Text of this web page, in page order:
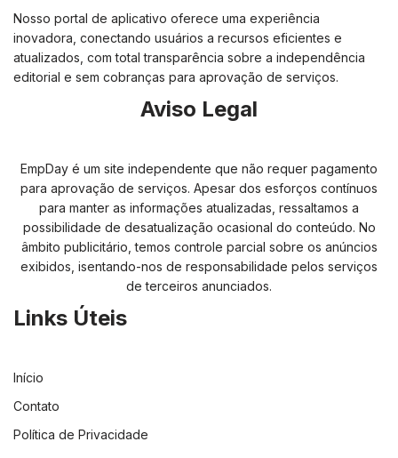
Nosso portal de aplicativo oferece uma experiência
inovadora, conectando usuários a recursos eficientes e
atualizados, com total transparência sobre a independência
editorial e sem cobranças para aprovação de serviços.
Aviso Legal
EmpDay é um site independente que não requer pagamento
para aprovação de serviços. Apesar dos esforços contínuos
para manter as informações atualizadas, ressaltamos a
possibilidade de desatualização ocasional do conteúdo. No
âmbito publicitário, temos controle parcial sobre os anúncios
exibidos, isentando-nos de responsabilidade pelos serviços
de terceiros anunciados.
Links Úteis
Início
Contato
Política de Privacidade